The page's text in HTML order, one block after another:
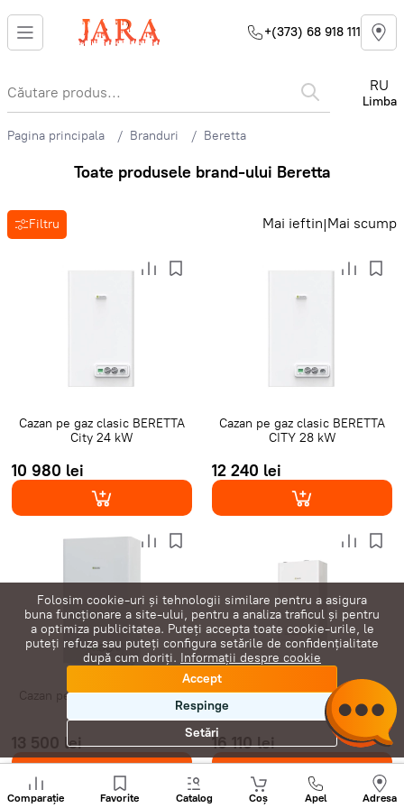
+(373) 68 918 111
RU
Limba
Pagina principala Branduri Beretta
Toate produsele brand-ului Beretta
Filtru Mai ieftin|Mai scump
Cazan pe gaz clasic BERETTA
City 24 kW
10 980 lei
Cazan pe gaz clasic BERETTA
CITY 28 kW
12 240 lei
Cazan pe gaz clasic BERETTA
13 500 lei
Cazan pe gaz in condensare
BERETTA Quadra Green 25 kW
16 110 lei
Comparație Favorite Catalog Coș Apel Adresa
Sunați
+
Folosim cookie-uri și tehnologii similare pentru a asigura
buna funcționare a site-ului, pentru a analiza traficul și pentru
a optimiza publicitatea. Puteți accepta toate cookie-urile, le
puteți refuza sau puteți configura setările de confidențialitate
după cum doriți. Informații despre cookie
Accept
Respinge
Setări